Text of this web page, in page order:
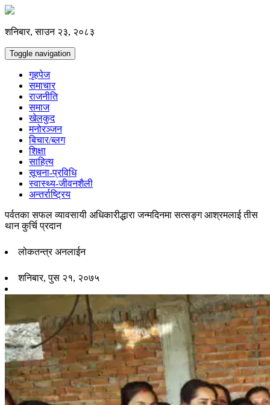
शनिबार, साउन २३, २०८३
Toggle navigation
गृहपेज
समाचार
राजनीति
समाज
खेलकुद
मनोरञ्जन
बिचार/ब्लग
शिक्षा
साहित्य
सूचना-प्रविधि
स्वास्थ्य-जीवनशैली
अन्तर्राष्ट्रिय
पर्वतका सफल व्यावसायी अधिकारीद्धारा जन्मदिनमा सत्सङ्ग आश्रमलाई तीस
थान कुर्चि प्रदान
लोकतन्त्र अनलाईन
शनिबार, पुस २१, २०७५